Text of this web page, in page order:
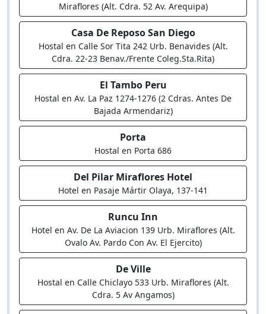
Miraflores (Alt. Cdra. 52 Av. Arequipa)
Casa De Reposo San Diego
Hostal en Calle Sor Tita 242 Urb. Benavides (Alt.
Cdra. 22-23 Benav./Frente Coleg.Sta.Rita)
El Tambo Peru
Hostal en Av. La Paz 1274-1276 (2 Cdras. Antes De
Bajada Armendariz)
Porta
Hostal en Porta 686
Del Pilar Miraflores Hotel
Hotel en Pasaje Mártir Olaya, 137-141
Runcu Inn
Hotel en Av. De La Aviacion 139 Urb. Miraflores (Alt.
Ovalo Av. Pardo Con Av. El Ejercito)
De Ville
Hostal en Calle Chiclayo 533 Urb. Miraflores (Alt.
Cdra. 5 Av Angamos)